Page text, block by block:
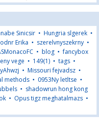
Sinicsir • Hungria slgerek •
Erika • szerelvnyszekrny •
• blog •fancybox
vege • 149(1) • tags •
• Missouri fejvadsz •
methods • 0953Ny letltse •
• shadowrun hong kong
• Opus tigz meghatalmazs •